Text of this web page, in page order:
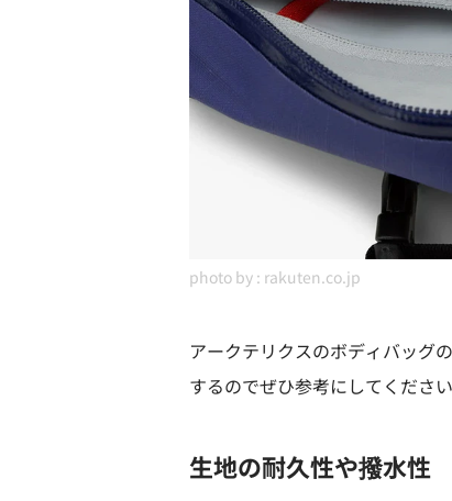
photo by : rakuten.co.jp
アークテリクスのボディバッグ
するのでぜひ参考にしてください
生地の耐久性や撥水性